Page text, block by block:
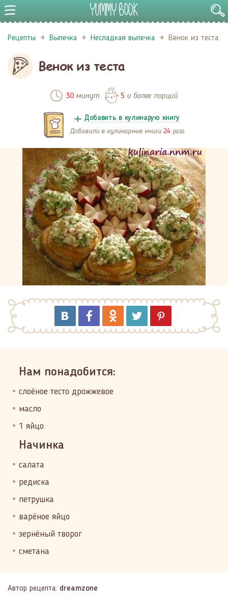
Рецепты Выпечка Несладкая выпечка Венок из теста
Венок из теста
30минут 5 и более порций
Добавить в кулинарую книгу
Добавили в кулинарные книги 24 раза
Нам понадобится:
слоёное тесто дрожжевое
масло
1 яйцо
Начинка
салата
редиска
петрушка
варёное яйцо
зернёный творог
сметана
Автор рецепта: dreamzone